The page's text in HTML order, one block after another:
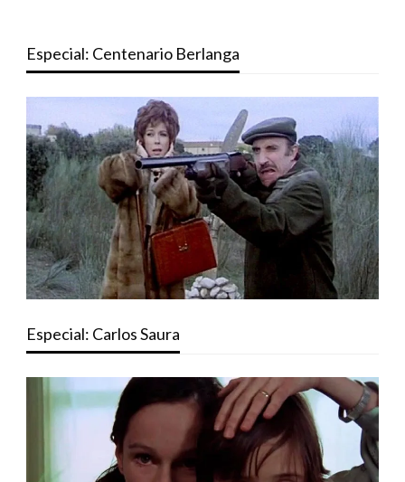
Especial: Centenario Berlanga
Especial: Carlos Saura